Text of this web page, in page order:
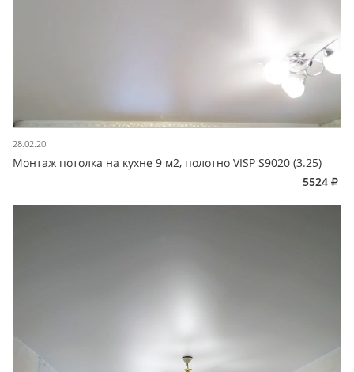
28.02.20
Монтаж потолка на кухне 9 м2, полотно VISP S9020 (3.25)
5524